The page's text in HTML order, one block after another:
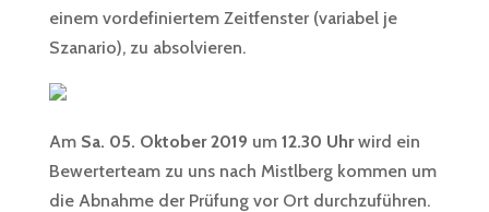
einem vordefiniertem Zeitfenster (variabel je
Szanario), zu absolvieren.
Am Sa. 05. Oktober 2019 um 12.30 Uhrwird ein
Bewerterteam zu uns nach Mistlberg kommen um
die Abnahme der Prüfung vor Ort durchzuführen.